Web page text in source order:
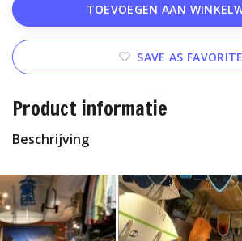
TOEVOEGEN AAN
SAVE AS FAVORITE
Product informatie
Beschrijving